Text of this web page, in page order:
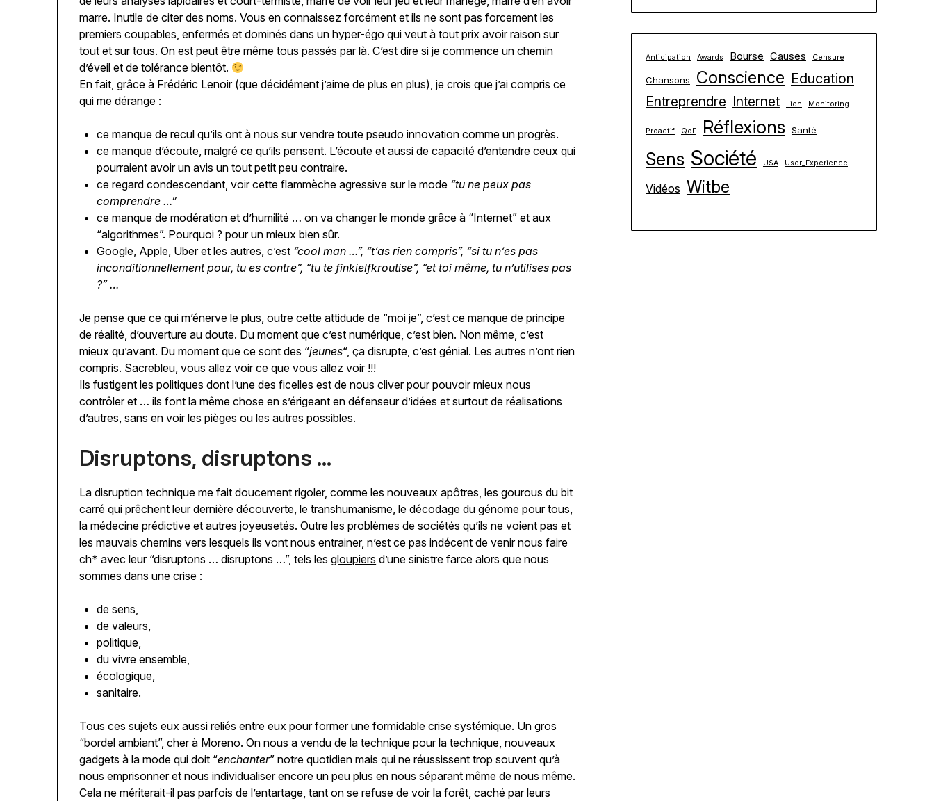
marre. Inutile de citer des noms. Vous en connaissez forcément et ils ne sont pas forcement les
premiers coupables, enfermés et dominés dans un hyper-égo qui veut à tout prix avoir raison sur
tout et sur tous. On est peut être même tous passés par là. C’est dire si je commence un chemin
d’éveil et de tolérance bientôt.
En fait, grâce à Frédéric Lenoir (que décidément j’aime de plus en plus), je crois que j’ai compris ce
qui me dérange :
ce manque de recul qu’ils ont à nous sur vendre toute pseudo innovation comme un progrès.
ce manque d’écoute, malgré ce qu’ils pensent. L’écoute et aussi de capacité d’entendre ceux qui
pourraient avoir un avis un tout petit peu contraire.
ce regard condescendant, voir cette flammèche agressive sur le mode “tu ne peux pas
comprendre …”
ce manque de modération et d’humilité … on va changer le monde grâce à “Internet” et aux
“algorithmes”. Pourquoi ? pour un mieux bien sûr.
Google, Apple, Uber et les autres, c’est “cool man …”, “t’as rien compris”, “si tu n’es pas
inconditionnellement pour, tu es contre”, “tu te finkielfkroutise”, “et toi même, tu n’utilises pas
?” …
Je pense que ce qui m’énerve le plus, outre cette attidude de “moi je”, c’est ce manque de principe
de réalité, d’ouverture au doute. Du moment que c’est numérique, c’est bien. Non même, c’est
mieux qu’avant. Du moment que ce sont des “jeunes“, ça disrupte, c’est génial. Les autres n’ont rien
compris. Sacrebleu, vous allez voir ce que vous allez voir !!!
Ils fustigent les politiques dont l’une des ficelles est de nous cliver pour pouvoir mieux nous
contrôler et … ils font la même chose en s’érigeant en défenseur d’idées et surtout de réalisations
d’autres, sans en voir les pièges ou les autres possibles.
Disruptons, disruptons …
La disruption technique me fait doucement rigoler, comme les nouveaux apôtres, les gourous du bit
carré qui prêchent leur dernière découverte, le transhumanisme, le décodage du génome pour tous,
la médecine prédictive et autres joyeusetés. Outre les problèmes de sociétés qu’ils ne voient pas et
les mauvais chemins vers lesquels ils vont nous entrainer, n’est ce pas indécent de venir nous faire
ch* avec leur “disruptons … disruptons …”, tels lesgloupiers d’une sinistre farce alors que nous
sommes dans une crise :
de sens,
de valeurs,
politique,
du vivre ensemble,
écologique,
sanitaire.
Tous ces sujets eux aussi reliés entre eux pour former une formidable crise systémique. Un gros
“bordel ambiant”, cher à Moreno. On nous a vendu de la technique pour la technique, nouveaux
gadgets à la mode qui doit “enchanter” notre quotidien mais qui ne réussissent trop souvent qu’à
nous emprisonner et nous individualiser encore un peu plus en nous séparant même de nous même.
Cela ne mériterait-il pas parfois de l’entartage, tant on se refuse de voir la forêt, caché par leurs
Anticipation Awards Bourse Causes Censure
Chansons Conscience Education
Entreprendre Internet Lien Monitoring
Proactif QoE Réflexions Santé
Sens Société USA User_Experience
Vidéos Witbe